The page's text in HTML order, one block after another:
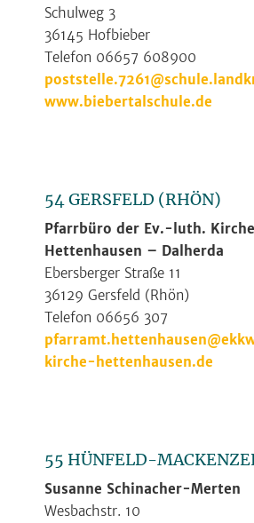
Schulweg 3
36145 Hofbieber
Telefon 06657 608900
www.biebertalschule.de
54 GERSFELD (RHÖN)
Pfarrbüro der Ev.-luth.
Hettenhausen – Dalherda
Ebersberger Straße 11
36129 Gersfeld (Rhön)
Telefon 06656 307
kirche-hettenhausen.de
55 HÜNFELD-
Susanne Schinacher-Merten
Wesbachstr. 10